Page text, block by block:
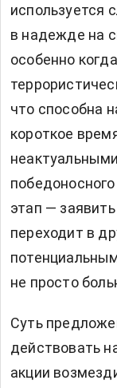
используется
в надежде на
особенно
что способна
короткое
этап —
переходит в
не просто
Суть
действовать
акции